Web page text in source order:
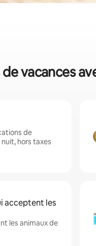
vacances
de
hors taxes
acceptent les
les animaux de